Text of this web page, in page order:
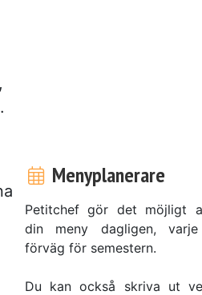
Menyplanerare
Petitchef gör det möjligt
din meny dagligen,
förväg för semestern.
Du kan också skriva ut